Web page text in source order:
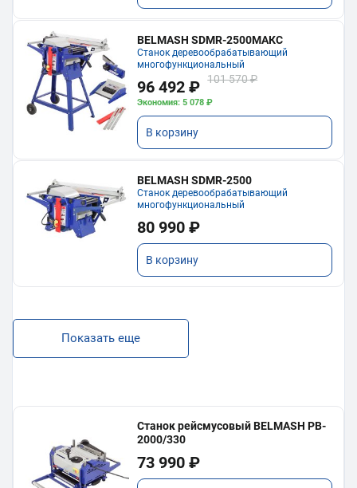
BELMASH SDMR-2500МАКС
Станок деревообрабатывающий
многофункциональный
96 492 ₽ 101 570 ₽
Экономия: 5 078 ₽
В корзину
BELMASH SDMR-2500
Станок деревообрабатывающий
многофункциональный
80 990 ₽
В корзину
Показать еще
Станок рейсмусовый BELMASH PB-
2000/330
73 990 ₽